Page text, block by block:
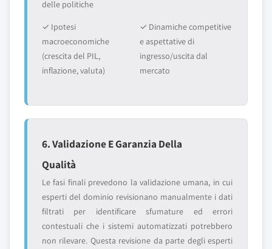
delle politiche
✓ Ipotesi
macroeconomiche
(crescita del PIL,
inflazione, valuta)
✓ Dinamiche competitive
e aspettative di
ingresso/uscita dal
mercato
6. Validazione E Garanzia Della
Qualità
Le fasi finali prevedono la validazione umana, in cui
esperti del dominio revisionano manualmente i dati
filtrati per identificare sfumature ed errori
contestuali che i sistemi automatizzati potrebbero
non rilevare. Questa revisione da parte degli esperti